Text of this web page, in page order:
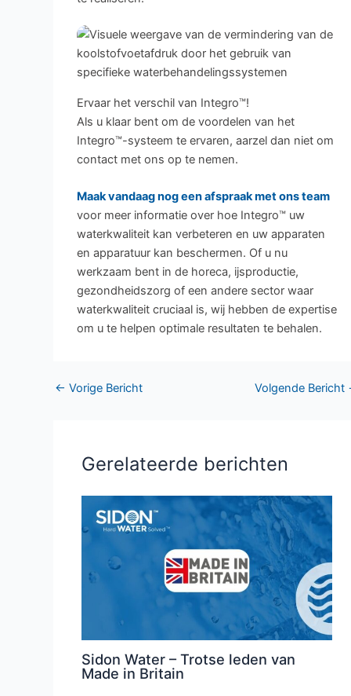
Ervaar het verschil van Integro™!
Als u klaar bent om de voordelen van het
Integro™-systeem te ervaren, aarzel dan niet om
contact met ons op te nemen.
Maak vandaag nog een afspraak met ons team
voor meer informatie over hoe Integro™ uw
waterkwaliteit kan verbeteren en uw apparaten
en apparatuur kan beschermen. Of u nu
werkzaam bent in de horeca, ijsproductie,
gezondheidszorg of een andere sector waar
waterkwaliteit cruciaal is, wij hebben de expertise
om u te helpen optimale resultaten te behalen.
← Vorige Bericht Volgende Bericht
Gerelateerde berichten
Sidon Water – Trotse leden van
Made in Britain